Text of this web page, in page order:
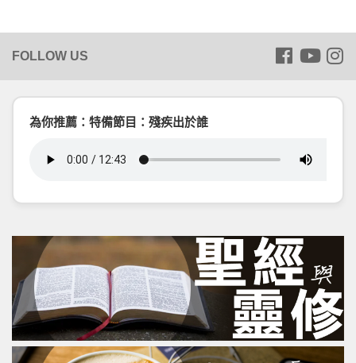
為你推薦：特備節目：殘疾出於誰